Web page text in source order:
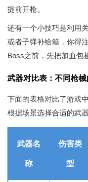
提前开枪。
还有一个小技巧是利用
或者子弹补给箱，你得
Boss之前，先把加血包
武器对比表：不同枪
下面的表格对比了游戏
根据场景选择合适的武器
武器名
称
伤害类
型